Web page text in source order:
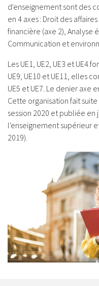
d'enseignement sont des
en 4 axes : Droit des
financière (axe 2), Analyse
Communication et
Les UE1, UE2, UE3 et UE4
UE9, UE10 et UE11, elles
UE5 et UE7. Le denier axe
Cette organisation fait
session 2020 et publiée
l'enseignement supérieur
2019).